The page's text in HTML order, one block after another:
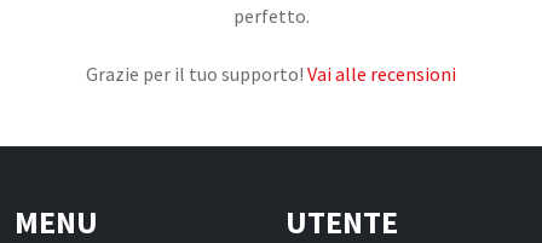
perfetto.
Grazie per il tuo supporto! Vai alle recensioni
MENU UTENTE